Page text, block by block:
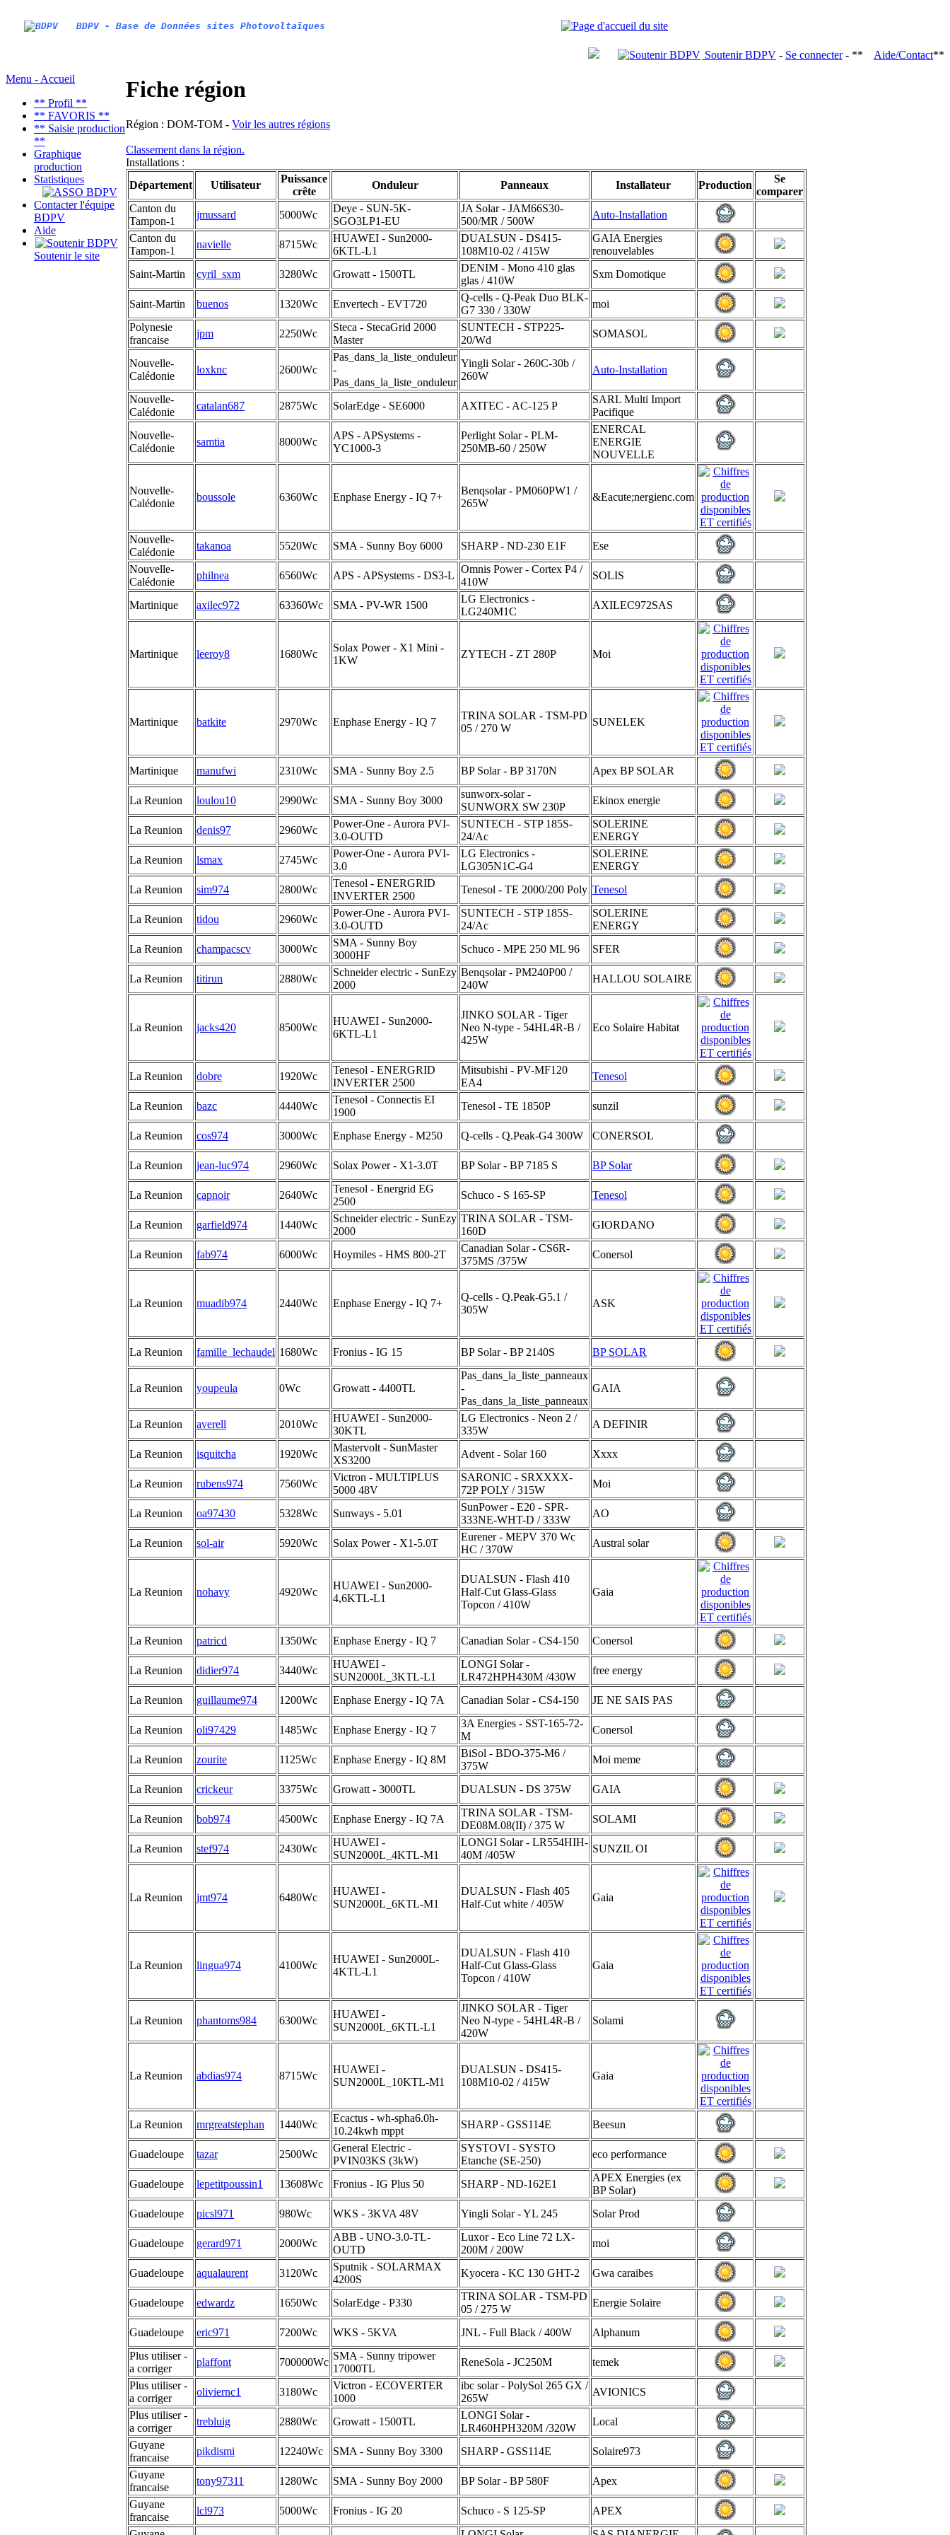
BDPV - Base de Données sites Photovoltaïques
Soutenir BDPV - Se connecter- ** Aide/Contact**
Menu - Accueil
** Profil **
** FAVORIS **
** Saisie production
**
Graphique
production
Statistiques
Contacter l'équipe
BDPV
Aide
Soutenir le site
Fiche région
Région : DOM-TOM - Voir les autres régions
Classement dans la région.
Installations :
Département
Utilisateur
Puissance
crête
Onduleur Panneaux Installateur Production
Se
comparer
Canton du
Tampon-1
jmussard 5000Wc
Deye - SUN-5K-
SGO3LP1-EU
JA Solar - JAM66S30-
500/MR / 500W
Auto-Installation
Canton du
Tampon-1
navielle 8715Wc
HUAWEI - Sun2000-
6KTL-L1
DUALSUN - DS415-
108M10-02 / 415W
GAIA Energies
renouvelables
Saint-Martin
cyril_sxm 3280Wc Growatt - 1500TL
DENIM - Mono 410 glas
glas / 410W
Sxm Domotique
Saint-Martin buenos 1320Wc Envertech - EVT720
Q-cells - Q-Peak Duo BLK-
G7 330 / 330W
moi
Polynesie
francaise
jpm 2250Wc
Steca - StecaGrid 2000
Master
SUNTECH - STP225-
20/Wd
SOMASOL
Nouvelle-
Calédonie
loxknc 2600Wc
Pas_dans_la_liste_onduleur
-
Pas_dans_la_liste_onduleur
Yingli Solar - 260C-30b /
260W
Auto-Installation
Nouvelle-
Calédonie
catalan687 2875Wc SolarEdge - SE6000 AXITEC - AC-125 P
SARL Multi Import
Pacifique
Nouvelle-
Calédonie
samtia 8000Wc
APS - APSystems -
YC1000-3
Perlight Solar - PLM-
250MB-60 / 250W
ENERCAL
ENERGIE
NOUVELLE
Nouvelle-
Calédonie
boussole 6360Wc Enphase Energy - IQ 7+
Benqsolar - PM060PW1 /
265W
&Eacute;nergienc.com
Nouvelle-
Calédonie
takanoa 5520Wc SMA - Sunny Boy 6000 SHARP - ND-230 E1F
Ese
Nouvelle-
Calédonie
philnea 6560Wc APS - APSystems - DS3-L
Omnis Power - Cortex P4 /
410W
SOLIS
Martinique axilec972 63360Wc SMA - PV-WR 1500
LG Electronics -
LG240M1C
AXILEC972SAS
Martinique leeroy8 1680Wc
Solax Power - X1 Mini -
1KW
ZYTECH - ZT 280P Moi
Martinique batkite 2970Wc Enphase Energy - IQ 7
TRINA SOLAR - TSM-PD
05 / 270 W
SUNELEK
Martinique manufwi 2310Wc SMA - Sunny Boy 2.5 BP Solar - BP 3170N Apex BP SOLAR
La Reunion loulou10 2990Wc SMA - Sunny Boy 3000
sunworx-solar -
SUNWORX SW 230P
Ekinox energie
La Reunion denis97 2960Wc
Power-One - Aurora PVI-
3.0-OUTD
SUNTECH - STP 185S-
24/Ac
SOLERINE
ENERGY
La Reunion
lsmax 2745Wc
Power-One - Aurora PVI-
3.0
LG Electronics -
LG305N1C-G4
SOLERINE
ENERGY
La Reunion
sim974 2800Wc
Tenesol - ENERGRID
INVERTER 2500
Tenesol - TE 2000/200 Poly Tenesol
La Reunion tidou 2960Wc
Power-One - Aurora PVI-
3.0-OUTD
SUNTECH - STP 185S-
24/Ac
SOLERINE
ENERGY
La Reunion
champacscv 3000Wc
SMA - Sunny Boy
3000HF
Schuco - MPE 250 ML 96 SFER
La Reunion titirun 2880Wc
Schneider electric - SunEzy
2000
Benqsolar - PM240P00 /
240W
HALLOU SOLAIRE
La Reunion jacks420 8500Wc
HUAWEI - Sun2000-
6KTL-L1
JINKO SOLAR - Tiger
Neo N-type - 54HL4R-B /
425W
Eco Solaire Habitat
La Reunion dobre 1920Wc
Tenesol - ENERGRID
INVERTER 2500
Mitsubishi - PV-MF120
EA4
Tenesol
La Reunion bazc 4440Wc
Tenesol - Connectis EI
1900
Tenesol - TE 1850P sunzil
La Reunion cos974 3000Wc Enphase Energy - M250 Q-cells - Q.Peak-G4 300W CONERSOL
La Reunion jean-luc974 2960Wc Solax Power - X1-3.0T BP Solar - BP 7185 S BP Solar
La Reunion capnoir 2640Wc
Tenesol - Energrid EG
2500
Schuco - S 165-SP Tenesol
La Reunion garfield974 1440Wc
Schneider electric - SunEzy
2000
TRINA SOLAR - TSM-
160D
GIORDANO
La Reunion fab974 6000Wc Hoymiles - HMS 800-2T
Canadian Solar - CS6R-
375MS /375W
Conersol
La Reunion muadib974 2440Wc Enphase Energy - IQ 7+
Q-cells - Q.Peak-G5.1 /
305W
ASK
La Reunion famille_lechaudel 1680Wc Fronius - IG 15 BP Solar - BP 2140S BP SOLAR
La Reunion youpeula 0Wc Growatt - 4400TL
Pas_dans_la_liste_panneaux
-
Pas_dans_la_liste_panneaux
GAIA
La Reunion averell 2010Wc
HUAWEI - Sun2000-
30KTL
LG Electronics - Neon 2 /
335W
A DEFINIR
La Reunion isquitcha 1920Wc
Mastervolt - SunMaster
XS3200
Advent - Solar 160 Xxxx
La Reunion rubens974 7560Wc
Victron - MULTIPLUS
5000 48V
SARONIC - SRXXXX-
72P POLY / 315W
Moi
La Reunion oa97430 5328Wc Sunways - 5.01
SunPower - E20 - SPR-
333NE-WHT-D / 333W
AO
La Reunion sol-air 5920Wc Solax Power - X1-5.0T
Eurener - MEPV 370 Wc
HC / 370W
Austral solar
La Reunion nohavy 4920Wc
HUAWEI - Sun2000-
4,6KTL-L1
DUALSUN - Flash 410
Half-Cut Glass-Glass
Topcon / 410W
Gaia
La Reunion patricd 1350Wc Enphase Energy - IQ 7 Canadian Solar - CS4-150 Conersol
La Reunion didier974 3440Wc
HUAWEI -
SUN2000L_3KTL-L1
LONGI Solar -
LR472HPH430M /430W
free energy
La Reunion guillaume974 1200Wc Enphase Energy - IQ 7A Canadian Solar - CS4-150 JE NE SAIS PAS
La Reunion oli97429 1485Wc Enphase Energy - IQ 7
3A Energies - SST-165-72-
M
Conersol
La Reunion zourite 1125Wc Enphase Energy - IQ 8M
BiSol - BDO-375-M6 /
375W
Moi meme
La Reunion crickeur 3375Wc Growatt - 3000TL DUALSUN - DS 375W GAIA
La Reunion bob974 4500Wc Enphase Energy - IQ 7A
TRINA SOLAR - TSM-
DE08M.08(II) / 375 W
SOLAMI
La Reunion stef974 2430Wc
HUAWEI -
SUN2000L_4KTL-M1
LONGI Solar - LR554HIH-
40M /405W
SUNZIL OI
La Reunion jmt974 6480Wc
HUAWEI -
SUN2000L_6KTL-M1
DUALSUN - Flash 405
Half-Cut white / 405W
Gaia
La Reunion lingua974 4100Wc
HUAWEI - Sun2000L-
4KTL-L1
DUALSUN - Flash 410
Half-Cut Glass-Glass
Topcon / 410W
Gaia
La Reunion phantoms984 6300Wc
HUAWEI -
SUN2000L_6KTL-L1
JINKO SOLAR - Tiger
Neo N-type - 54HL4R-B /
420W
Solami
La Reunion abdias974 8715Wc
HUAWEI -
SUN2000L_10KTL-M1
DUALSUN - DS415-
108M10-02 / 415W
Gaia
La Reunion mrgreatstephan 1440Wc
Ecactus - wh-spha6.0h-
10.24kwh mppt
SHARP - GSS114E Beesun
Guadeloupe tazar 2500Wc
General Electric -
PVIN03KS (3kW)
SYSTOVI - SYSTO
Etanche (SE-250)
eco performance
Guadeloupe lepetitpoussin1 13608Wc Fronius - IG Plus 50 SHARP - ND-162E1
APEX Energies (ex
BP Solar)
Guadeloupe
picsl971 980Wc WKS - 3KVA 48V Yingli Solar - YL 245 Solar Prod
Guadeloupe gerard971 2000Wc
ABB - UNO-3.0-TL-
OUTD
Luxor - Eco Line 72 LX-
200M / 200W
moi
Guadeloupe aqualaurent 3120Wc
Sputnik - SOLARMAX
4200S
Kyocera - KC 130 GHT-2 Gwa caraibes
Guadeloupe edwardz 1650Wc SolarEdge - P330
TRINA SOLAR - TSM-PD
05 / 275 W
Energie Solaire
Guadeloupe eric971 7200Wc WKS - 5KVA JNL - Full Black / 400W
Alphanum
Plus utiliser -
a corriger
plaffont 700000Wc
SMA - Sunny tripower
17000TL
ReneSola - JC250M
temek
Plus utiliser -
a corriger
oliviernc1 3180Wc
Victron - ECOVERTER
1000
ibc solar - PolySol 265 GX /
265W
AVIONICS
Plus utiliser -
a corriger
trebluig 2880Wc Growatt - 1500TL
LONGI Solar -
LR460HPH320M /320W
Local
Guyane
francaise
pikdismi 12240Wc SMA - Sunny Boy 3300 SHARP - GSS114E
Solaire973
Guyane
francaise
tony97311 1280Wc SMA - Sunny Boy 2000 BP Solar - BP 580F
Apex
Guyane
francaise
lcl973 5000Wc Fronius - IG 20 Schuco - S 125-SP
APEX